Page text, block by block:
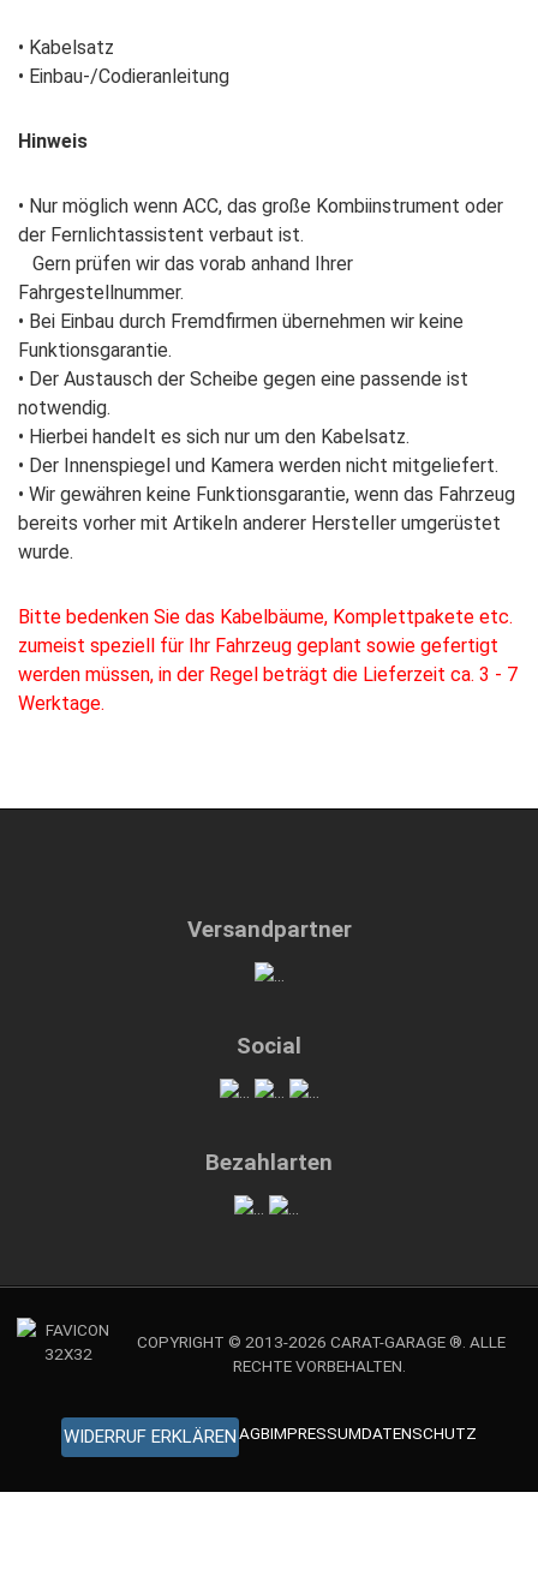
• Kabelsatz
• Einbau-/Codieranleitung
Hinweis
• Nur möglich wenn ACC, das große Kombiinstrument oder
der Fernlichtassistent verbaut ist.
Gern prüfen wir das vorab anhand Ihrer
Fahrgestellnummer.
• Bei Einbau durch Fremdfirmen übernehmen wir keine
Funktionsgarantie.
• Der Austausch der Scheibe gegen eine passende ist
notwendig.
• Hierbei handelt es sich nur um den Kabelsatz.
• Der Innenspiegel und Kamera werden nicht mitgeliefert.
• Wir gewähren keine Funktionsgarantie, wenn das Fahrzeug
bereits vorher mit Artikeln anderer Hersteller umgerüstet
wurde.
Bitte bedenken Sie das Kabelbäume, Komplettpakete etc.
zumeist speziell für Ihr Fahrzeug geplant sowie gefertigt
werden müssen, in der Regel beträgt die Lieferzeit ca. 3 - 7
Werktage.
Versandpartner
Social
Bezahlarten
COPYRIGHT © 2013-2026 CARAT-GARAGE ®. ALLE
RECHTE VORBEHALTEN.
WIDERRUF ERKLÄREN AGBIMPRESSUMDATENSCHUTZ